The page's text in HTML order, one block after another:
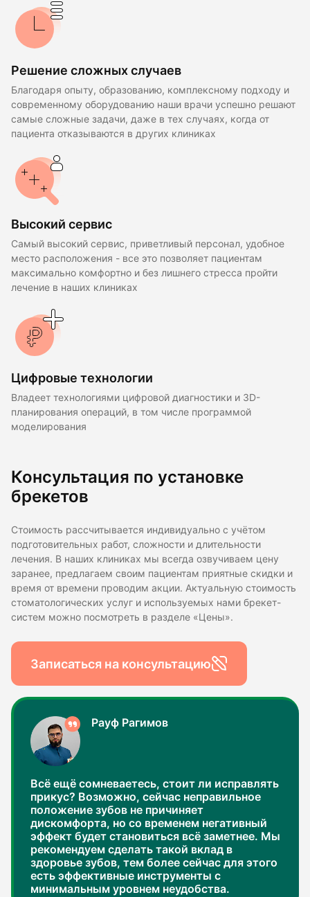
Решение сложных случаев
Благодаря опыту, образованию, комплексному подходу и
современному оборудованию наши врачи успешно решают
самые сложные задачи, даже в тех случаях, когда от
пациента отказываются в других клиниках
Высокий сервис
Самый высокий сервис, приветливый персонал, удобное
место расположения - все это позволяет пациентам
максимально комфортно и без лишнего стресса пройти
лечение в наших клиниках
Цифровые технологии
Владеет технологиями цифровой диагностики и 3D-
планирования операций, в том числе программой
моделирования
Консультация по установке
брекетов
Стоимость рассчитывается индивидуально с учётом
подготовительных работ, сложности и длительности
лечения. В наших клиниках мы всегда озвучиваем цену
заранее, предлагаем своим пациентам приятные скидки и
время от времени проводим акции. Актуальную стоимость
стоматологических услуг и используемых нами брекет-
систем можно посмотреть в разделе «Цены».
Записаться на консультацию
Рауф Рагимов
Всё ещё сомневаетесь, стоит ли исправлять
прикус? Возможно, сейчас неправильное
положение зубов не причиняет
дискомфорта, но со временем негативный
эффект будет становиться всё заметнее. Мы
рекомендуем сделать такой вклад в
здоровье зубов, тем более сейчас для этого
есть эффективные инструменты с
минимальным уровнем неудобства.